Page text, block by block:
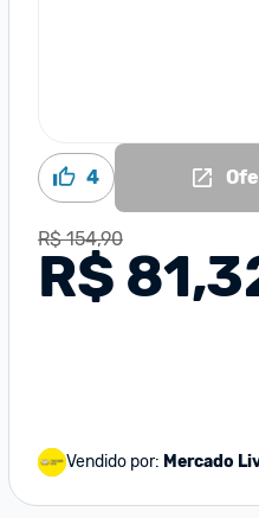
4
R$ 154,90
R$
Vendido por: Mercado